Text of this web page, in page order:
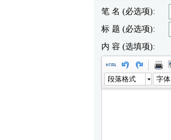
笔 名 (必选项):
标 题 (必选项):
内 容 (选填项):
段落格式 字体